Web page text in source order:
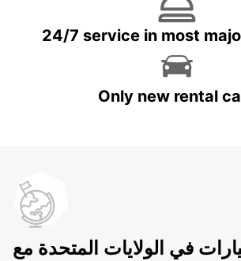
24/7 service in most
Only new rental
في الولايات المتحدة مع